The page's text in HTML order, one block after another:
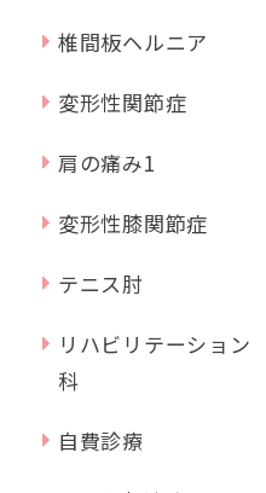
椎間板ヘルニア
変形性関節症
肩の痛み1
変形性膝関節症
テニス肘
リハビリテーション
科
自費診療